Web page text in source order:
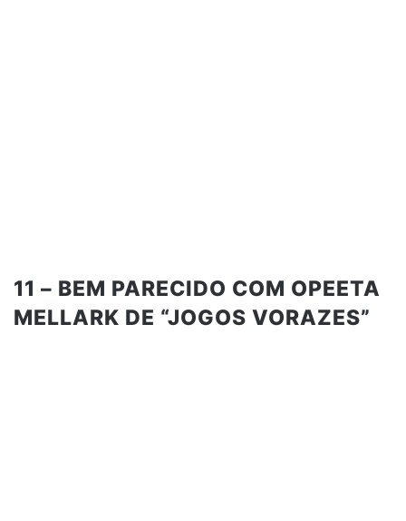
11 – BEM PARECIDO COM OPEETA
MELLARK DE “JOGOS VORAZES”